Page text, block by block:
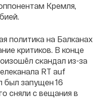
Кремля,
политика на Балканах
критиков. В конце
скандал из-за
RT auf
был запущен 16
сняли с вещания в